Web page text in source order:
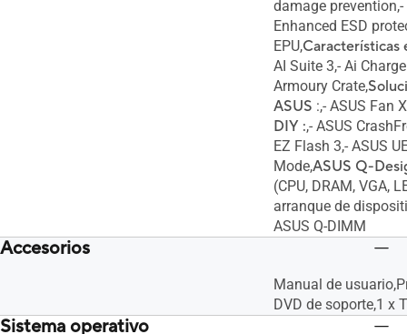
damage prevention,-
Enhanced ESD
EPU,Características
AI Suite 3,- Ai
Armoury Crate,
ASUS :,- ASUS Fan
DIY :,- ASUS
EZ Flash 3,- ASUS
Mode,ASUS Q-
(CPU, DRAM, VGA,
arranque de
ASUS Q-DIMM
Accesorios
Manual de
DVD de soporte,1 x
Sistema operativo